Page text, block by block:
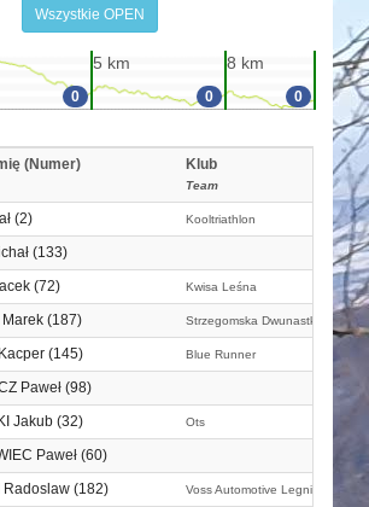
Wszystkie OPEN
0
5 km
0
8 km
0
(Numer) Klub
Team
(2) Kooltriathlon
(133)
(72) Kwisa Leśna
Marek (187) Strzegomska Dwunastka
(145) Blue Runner
Paweł (98)
Jakub (32) Ots
Paweł (60)
Radoslaw (182) Voss Automotive Legnica